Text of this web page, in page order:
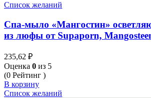
Список желаний
Спа-мыло «Мангостин»
из люфы от Supaporn,
235,62 ₽
Оценка 0 из 5
(0 Рейтинг )
В корзину
Список желаний